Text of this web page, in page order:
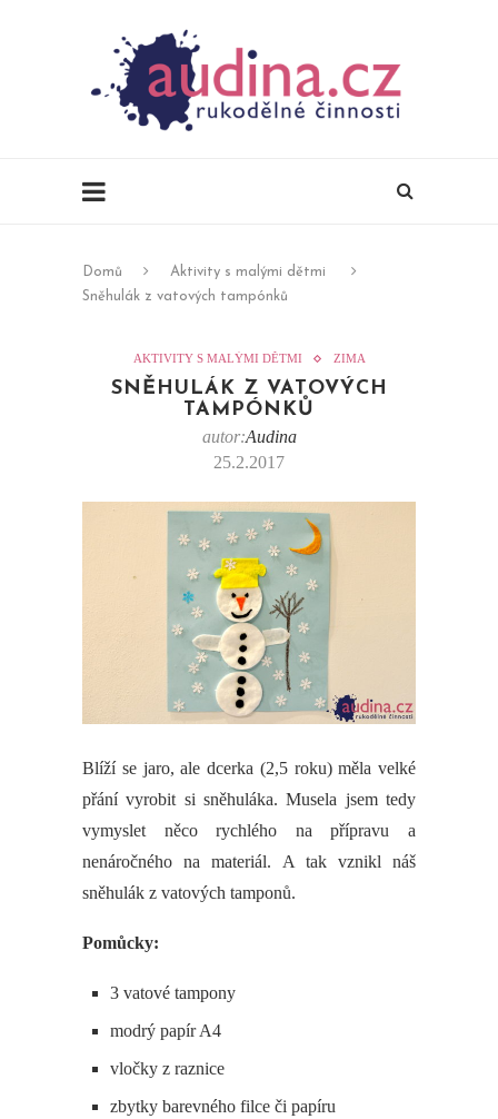
Domů
Aktivity s malými dětmi
Sněhulák z vatových tampónků
AKTIVITY S MALÝMI DĚTMI ZIMA
SNĚHULÁK Z VATOVÝCH
TAMPÓNKŮ
autor:Audina
25.2.2017
Blíží se jaro, ale dcerka (2,5 roku) měla velké
přání vyrobit si sněhuláka. Musela jsem tedy
vymyslet něco rychlého na přípravu a
nenáročného na materiál. A tak vznikl náš
sněhulák z vatových tamponů.
Pomůcky:
3 vatové tampony
modrý papír A4
vločky z raznice
zbytky barevného filce či papíru